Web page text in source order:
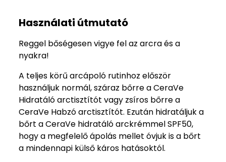
Használati útmutató
Reggel bőségesen vigye fel az arcra és a
nyakra!
A teljes körű arcápoló rutinhoz először
használjuk normál, száraz bőrre a CeraVe
Hidratáló arctisztítót vagy zsíros bőrre a
CeraVe Habzó arctisztítót. Ezután hidratáljuk a
bőrt a CeraVe hidratáló arckrémmel SPF50,
hogy a megfelelő ápolás mellet óvjuk is a bőrt
a mindennapi külső káros hatásoktól.